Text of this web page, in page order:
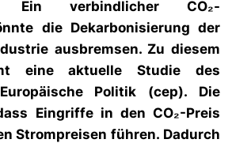
Ein verbindlicher CO₂-
die Dekarbonisierung der
ausbremsen. Zu diesem
eine aktuelle Studie des
Politik (cep). Die
Eingriffe in den CO₂-Preis
Strompreisen führen. Dadurch